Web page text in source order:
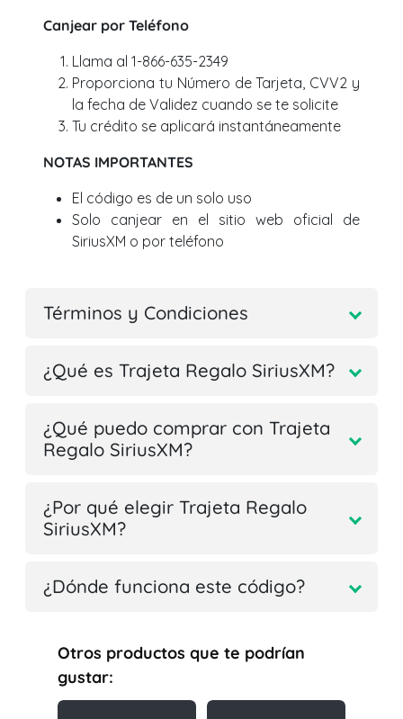
Canjear por Teléfono
Llama al 1-866-635-2349
Proporciona tu Número de Tarjeta, CVV2 y
la fecha de Validez cuando se te solicite
Tu crédito se aplicará instantáneamente
NOTAS IMPORTANTES
El código es de un solo uso
Solo canjear en el sitio web oficial de
SiriusXM o por teléfono
Términos y Condiciones
¿Qué es Trajeta Regalo SiriusXM?
¿Qué puedo comprar con Trajeta
Regalo SiriusXM?
¿Por qué elegir Trajeta Regalo
SiriusXM?
¿Dónde funciona este código?
Otros productos que te podrían
gustar: